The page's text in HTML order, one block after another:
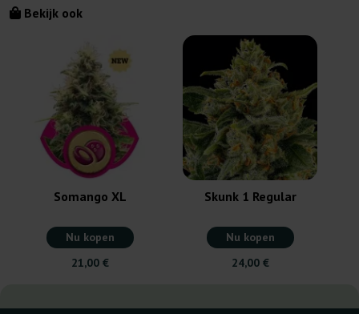
Bekijk ook
Somango XL
Nu kopen
21,00 €
Skunk 1 Regular
Nu kopen
24,00 €